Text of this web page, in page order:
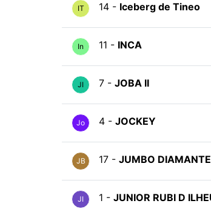
IT 14 - Iceberg de Tineo
In 11 - INCA
JI 7 - JOBA II
Jo 4 - JOCKEY
JB 17 - JUMBO
JI 1 - JUNIOR RUBI D